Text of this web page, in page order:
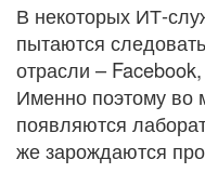
В некоторых ИТ-
пытаются
отрасли –
Именно поэтому во
появляются
же зарождаются